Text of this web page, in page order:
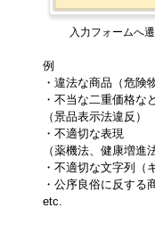
入力フォームへ
例
・違法な商品（危険
・不当な二重価格な
（景品表示法違反）
・不適切な表現
（薬機法、健康増進
・不適切な文字列（
・公序良俗に反する
etc.